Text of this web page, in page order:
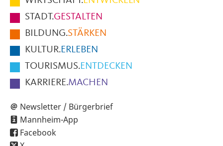
Fußbereich
der
Seite
STADT.GESTALTEN
BILDUNG.STÄRKEN
KULTUR.ERLEBEN
TOURISMUS.ENTDECKEN
KARRIERE.MACHEN
Newsletter / Bürgerbrief
Mannheim-App
Facebook